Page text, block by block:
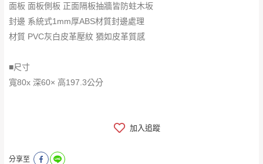
面板 面板側板 正面隔板抽牆皆防蛀木坂
封邊 系統式1mm厚ABS材質封邊處理
材質 PVC灰白皮革壓紋 猶如皮革質感
■尺寸
寬80x 深60× 高197.3公分
加入追蹤
分享至